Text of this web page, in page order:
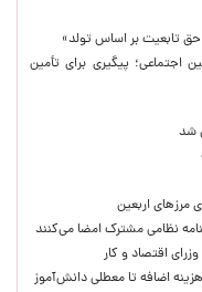
تابعیت بر اساس تولد»
اجتماعی؛ پیگیری برای تأمین
شد
مرزهای اربعین
نظامی مشترک امضا می‌کنند
اقتصاد و کار
اضافه تا معطلی دانش‌آموز